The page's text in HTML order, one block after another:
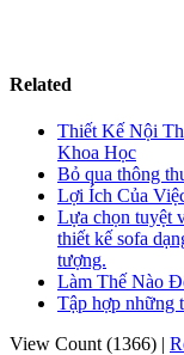
Related
Thiết Kế Nội
Khoa Học
Bỏ qua thông
Lợi Ích Của
Lựa chọn tuyệt
thiết kế sofa
tượng.
Làm Thế Nào
Tập hợp những
View Count (1366) |